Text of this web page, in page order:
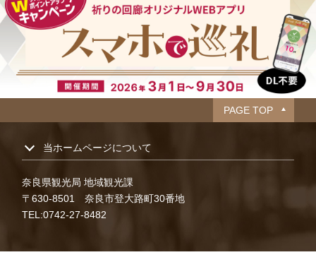
PAGE TOP
当ホームページについて
奈良県観光局 地域観光課
〒630-8501 奈良市登大路町30番地
TEL:0742-27-8482